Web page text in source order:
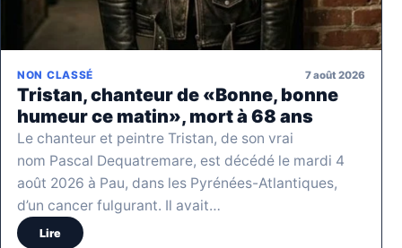
NON CLASSÉ 7 août 2026
Tristan, chanteur de «Bonne, bonne
humeur ce matin», mort à 68 ans
Le chanteur et peintre Tristan, de son vrai
nom Pascal Dequatremare, est décédé le mardi 4
août 2026 à Pau, dans les Pyrénées-Atlantiques,
d’un cancer fulgurant. Il avait…
Lire